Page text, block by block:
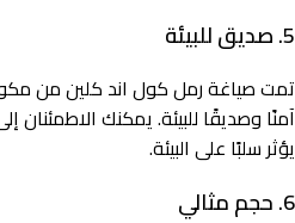
5. صديق للبيئة
تمت صياغة رمل كول اند كلين من
آمنًا وصديقًا للبيئة. يمكنك الاطمئنان
يؤثر سلبًا على البيئة.
6. حجم مثالي